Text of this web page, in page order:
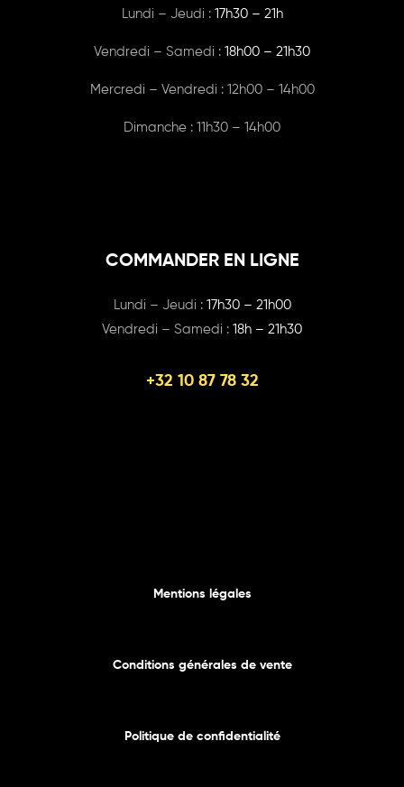
Lundi – Jeudi : 17h30 – 21h
Vendredi – Samedi : 18h00 – 21h30
Mercredi – Vendredi : 12h00 – 14h00
Dimanche : 11h30 – 14h00
COMMANDER EN LIGNE
Lundi – Jeudi : 17h30 – 21h00
Vendredi – Samedi : 18h – 21h30
+32 10 87 78 32
Mentions légales
Conditions générales de vente
Politique de confidentialité